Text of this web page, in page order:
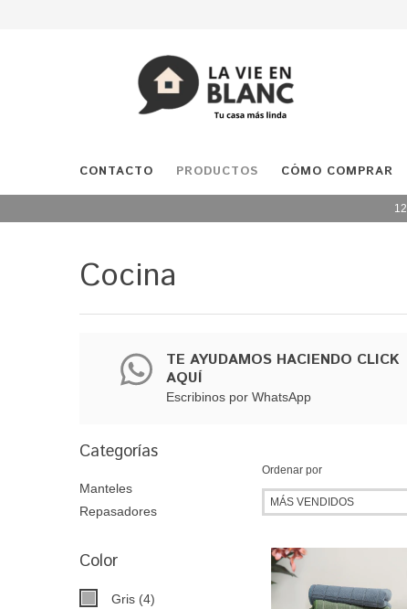
CONTACTO PRODUCTOS CÓMO COMPRAR
Cocina
TE AYUDAMOS HACIENDO CLICK
AQUÍ
Escribinos por WhatsApp
Categorías
Manteles
Repasadores
Color
Gris (4)
Ordenar por